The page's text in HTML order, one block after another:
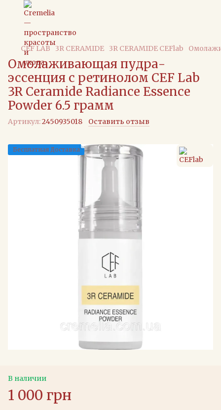
CEF LAB 3R CERAMIDE 3R CERAMIDE CEFlab
Омолаживающая пудра-
эссенция с ретинолом CEF Lab
3R Ceramide Radiance Essence
Powder 6.5 грамм
Артикул:2450935018 Оставить отзыв
Бесплатная Доставка
В наличии
1 000 грн